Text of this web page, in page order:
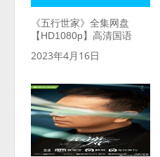
《五行世家》全集网盘
【HD1080p】高清国语
2023年4月16日